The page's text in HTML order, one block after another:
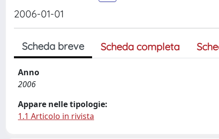
2006-01-01
Scheda breve Scheda completa
Anno
2006
Appare nelle tipologie:
1.1 Articolo in rivista